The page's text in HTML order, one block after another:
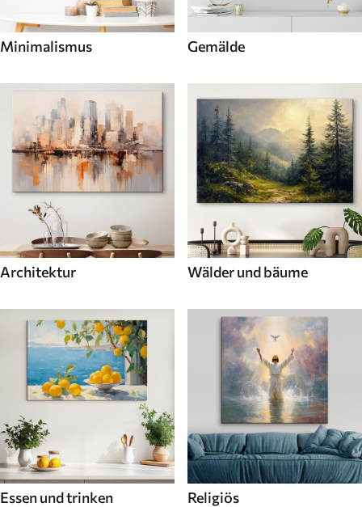
Minimalismus Gemälde
Architektur Wälder und bäume
Essen und trinken Religiös